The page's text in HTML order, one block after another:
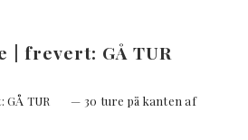
| frevert: GÅ TUR
GÅ TUR — 30 ture på kanten af